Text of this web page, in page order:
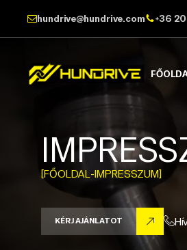
hundrive@hundrive.com +36
[FŐOLDAL-IMPRESSZUM]
KÉRJ AJÁNLATOT